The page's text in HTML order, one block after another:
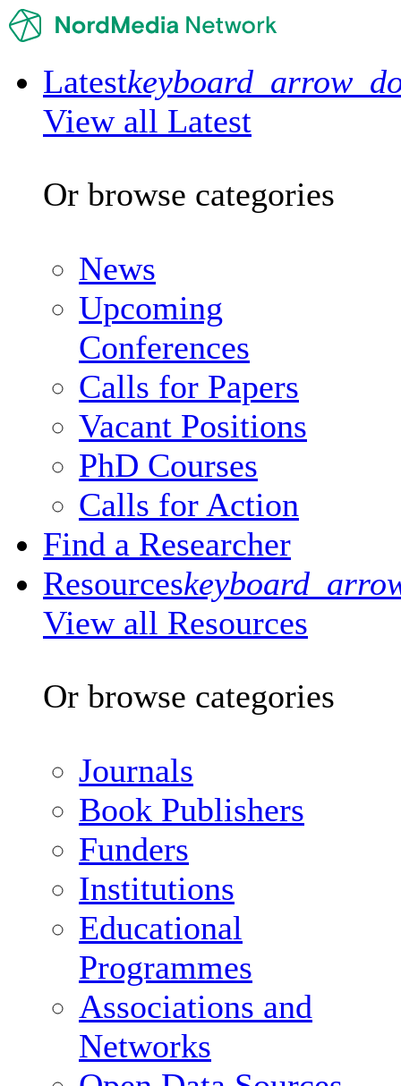
Latest
View all Latest
Or browse categories
News
Upcoming
Conferences
Calls for Papers
Vacant Positions
PhD Courses
Calls for Action
Find a Researcher
Resources
View all Resources
Or browse categories
Journals
Book Publishers
Funders
Institutions
Educational
Programmes
Associations and
Networks